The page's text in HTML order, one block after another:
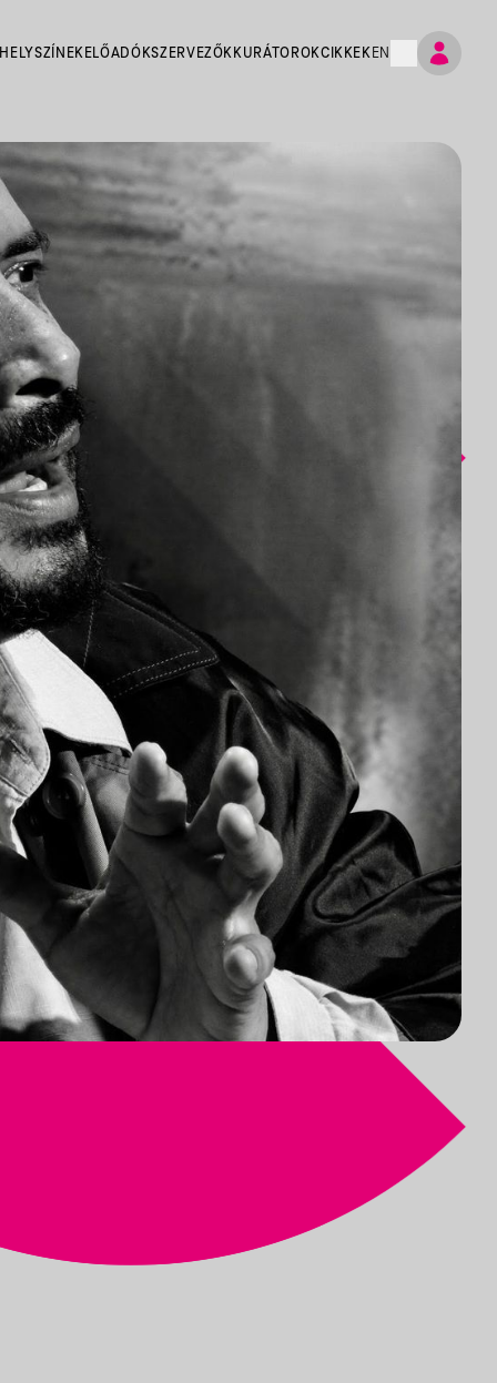
HELYSZÍNEK ELŐADÓKSZERVEZŐK KURÁTOROKCIKKEK EN